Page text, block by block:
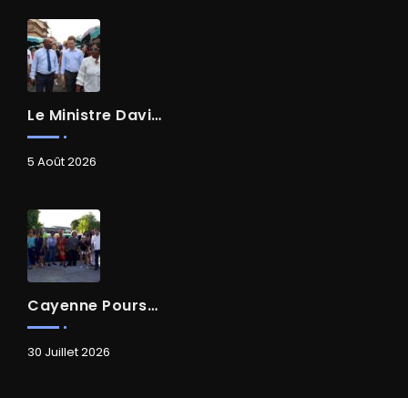
Le Ministre David AMIEL En Visite Dans Le Centre-Ville De Cayenne
5 Août 2026
Cayenne Poursuit Sa Transformation
30 Juillet 2026